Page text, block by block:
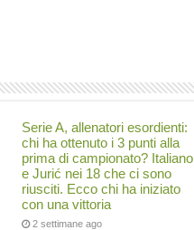
Serie A, allenatori esordienti:
chi ha ottenuto i 3 punti alla
prima di campionato? Italiano
e Jurić nei 18 che ci sono
riusciti. Ecco chi ha iniziato
con una vittoria
2 settimane ago